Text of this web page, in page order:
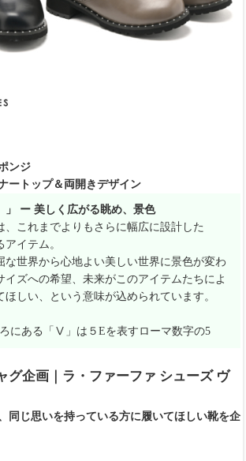
ンジ
ートップ＆両開きデザイン
」 ー 美しく広がる眺め、景色
、これまでよりもさらに幅広に設計した
イテム。
な世界から心地よい美しい世界に景色が変わ
イズへの希望、未来がこのアイテムたちによ
ほしい、という意味が込められています。
にある「Ⅴ」は５Eを表すローマ数字の5
グ企画｜ラ・ファーファ シューズ ヴ
同じ思いを持っている方に履いてほしい靴を企